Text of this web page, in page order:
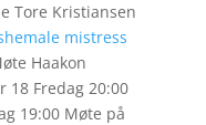
Tore Kristiansen
mistress
Haakon
18 Fredag 20:00
19:00 Møte på